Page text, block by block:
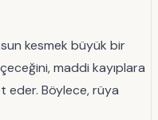
kesmek büyük bir
maddi kayıplara
eder. Böylece, rüya